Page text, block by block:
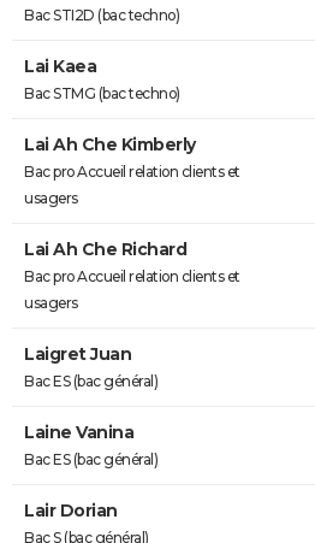
Bac STI2D (bac techno)
Lai Kaea
Bac STMG (bac techno)
Lai Ah Che Kimberly
Bac pro Accueil relation clients et
usagers
Lai Ah Che Richard
Bac pro Accueil relation clients et
usagers
Laigret Juan
Bac ES (bac général)
Laine Vanina
Bac ES (bac général)
Lair Dorian
Bac S (bac général)